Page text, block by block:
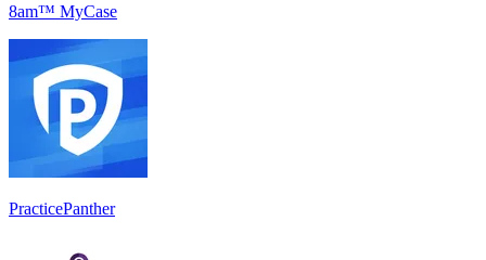
8am™ MyCase
PracticePanther